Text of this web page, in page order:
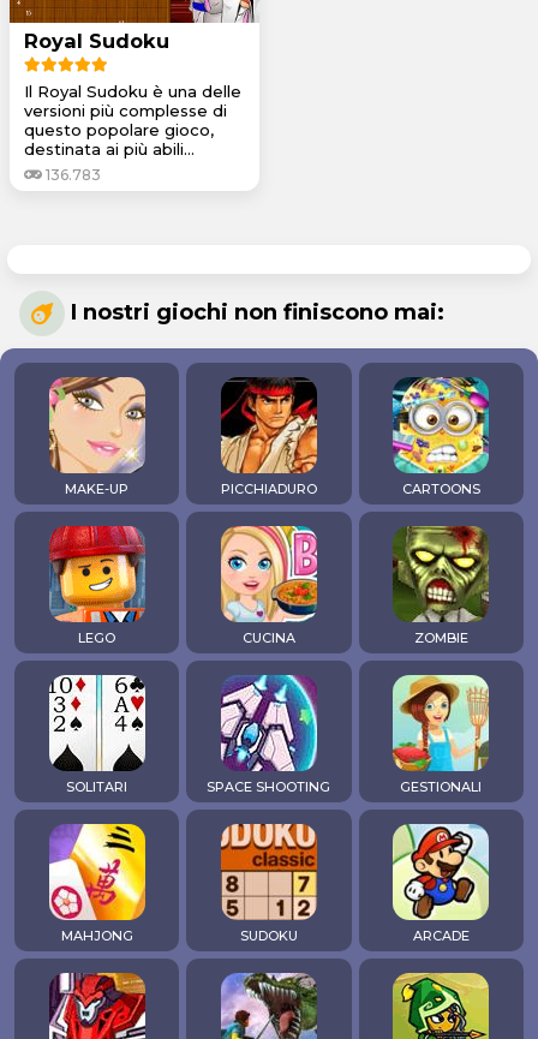
Royal Sudoku
Il Royal Sudoku è una delle
versioni più complesse di
questo popolare gioco,
destinata ai più abili...
136.783
I nostri giochi non finiscono mai:
MAKE-UP PICCHIADURO CARTOONS
LEGO CUCINA ZOMBIE
SOLITARI SPACE SHOOTING GESTIONALI
MAHJONG SUDOKU ARCADE